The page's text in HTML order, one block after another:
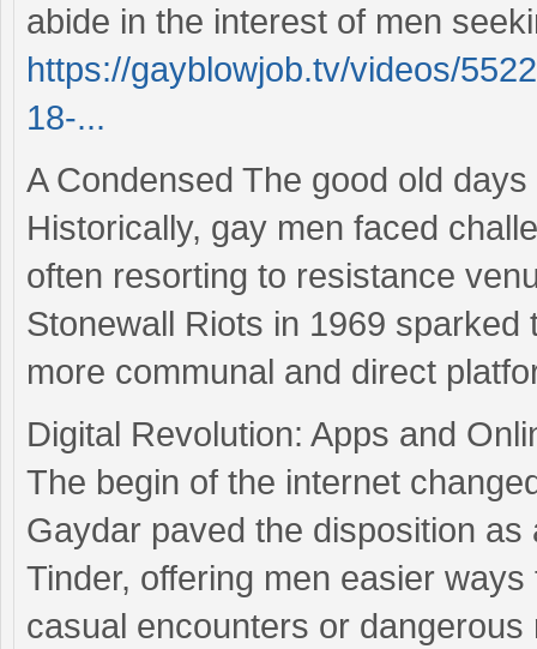
abide in the interest of men
https://gayblowjob.tv/videos/
18-...
A Condensed The good old
Historically, gay men faced
often resorting to resistance
Stonewall Riots in 1969
more communal and direct
Digital Revolution: Apps and
The begin of the internet
Gaydar paved the disposition
Tinder, offering men easier
casual encounters or